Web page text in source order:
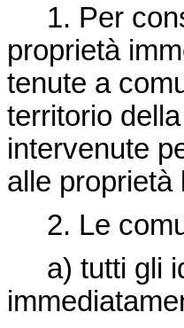
1. Per
proprietà
tenute a
territorio
intervenute
alle
2. Le
a) tutti gli